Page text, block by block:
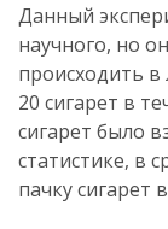
Данный
научного, но
происходить в
20 сигарет в
сигарет было
статистике, в
пачку сигарет